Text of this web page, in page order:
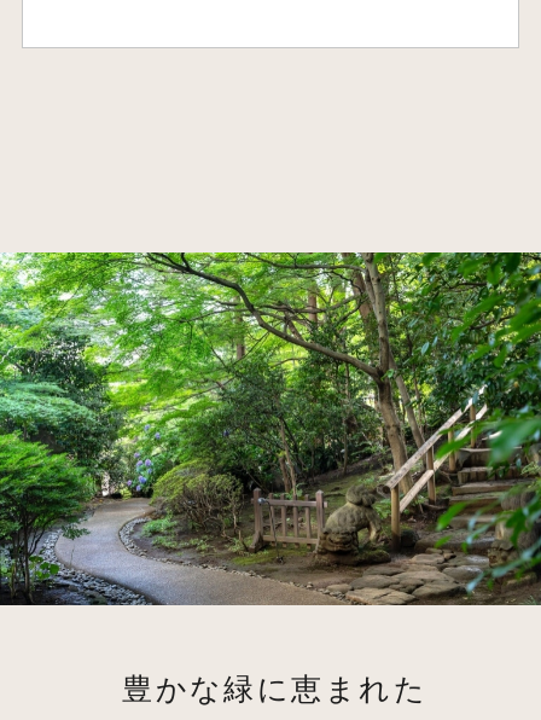
豊かな緑に恵まれた